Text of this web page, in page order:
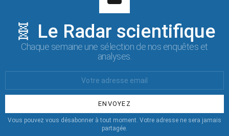
🧬 Le Radar scientifique
Chaque semaine une sélection de nos enquêtes et
analyses.
:
Vous pouvez vous désabonner à tout moment. Votre adresse ne sera jamais
partagée.